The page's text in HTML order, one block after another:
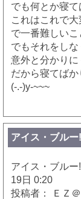
でも何とか寝
これはこれで
で一番難しいこ
でもそれをし
意外と分かりに
だから寝てばか
(-.-)y-~~~
アイス・ブル
アイス・ブル
19日 0:20
投稿者： ＥＺ